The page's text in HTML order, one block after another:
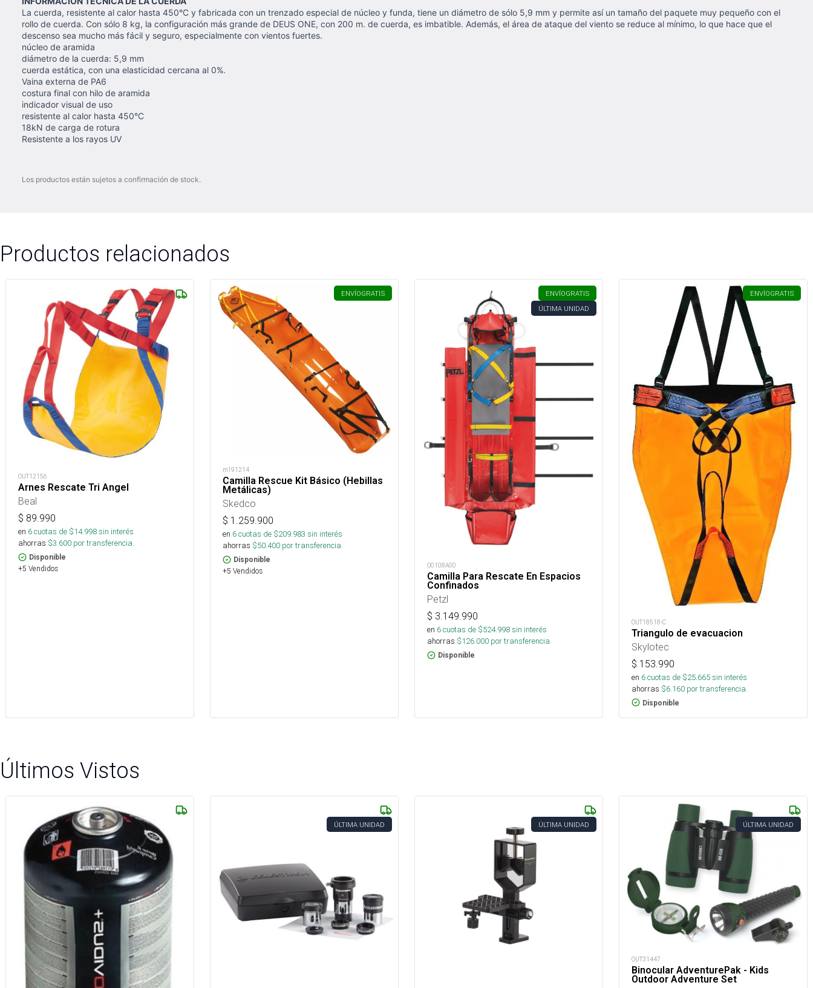
La cuerda, resistente al calor hasta 450°C y fabricada con un trenzado especial de núcleo y funda, tiene un diámetro de sólo 5,9 mm y permite así un tamaño del paquete muy pequeño con el
rollo de cuerda. Con sólo 8 kg, la configuración más grande de DEUS ONE, con 200 m. de cuerda, es imbatible. Además, el área de ataque del viento se reduce al mínimo, lo que hace que el
descenso sea mucho más fácil y seguro, especialmente con vientos fuertes.
núcleo de aramida
diámetro de la cuerda: 5,9 mm
cuerda estática, con una elasticidad cercana al 0%.
Vaina externa de PA6
costura final con hilo de aramida
indicador visual de uso
resistente al calor hasta 450°C
18kN de carga de rotura
Resistente a los rayos UV
Los productos están sujetos a confirmación de stock.
Productos relacionados
OUT12156
Arnes Rescate Tri Angel
Beal
$ 89.990
en 6cuotas de $14.998sin interés
ahorras $3.600 por transferencia.
Disponible
+5 Vendidos
ENVÍOGRATIS
m191214
Camilla Rescue Kit Básico (Hebillas
Metálicas)
Skedco
$ 1.259.900
en 6cuotas de $209.983 sin interés
ahorras $50.400 por transferencia.
Disponible
+5 Vendidos
ENVÍOGRATIS
ÚLTIMA UNIDAD
O0108A00
Camilla Para Rescate En Espacios
Confinados
Petzl
$ 3.149.990
en 6cuotas de $524.998sin interés
ahorras $126.000 por transferencia.
Disponible
ENVÍOGRATIS
OUT18518-C
Triangulo de evacuacion
Skylotec
$ 153.990
en 6cuotas de $25.665sin interés
ahorras $6.160 por transferencia.
Disponible
Últimos Vistos
ÚLTIMA UNIDAD ÚLTIMA UNIDAD ÚLTIMA UNIDAD
OUT31447
Binocular AdventurePak - Kids
Outdoor Adventure Set